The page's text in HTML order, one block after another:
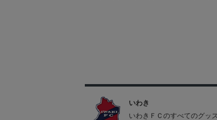
いわき
いわきＦＣのすべてのグッ